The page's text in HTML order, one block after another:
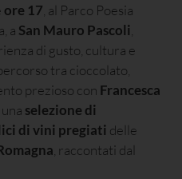
ore 17 , al Parco Poesia
a San Mauro Pascoli
di gusto, cultura e
tra cioccolato,
prezioso con Francesca
selezione di
di vini pregiati delle
, raccontati dal